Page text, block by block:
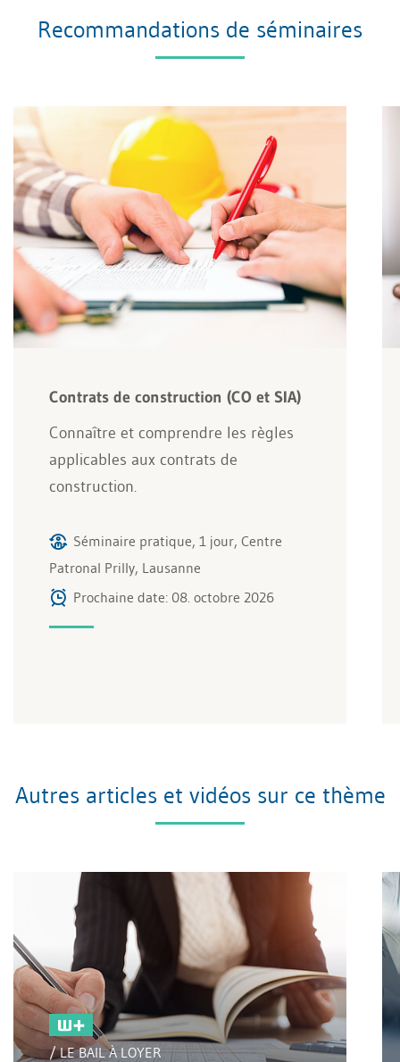
Recommandations de séminaires
Contrats de construction (CO et SIA)
Connaître et comprendre les règles
applicables aux contrats de
construction.
Séminaire pratique, 1 jour, Centre
Patronal Prilly, Lausanne
Prochaine date: 08. octobre 2026
Autres articles et vidéos sur ce thème
/ LE BAIL À LOYER